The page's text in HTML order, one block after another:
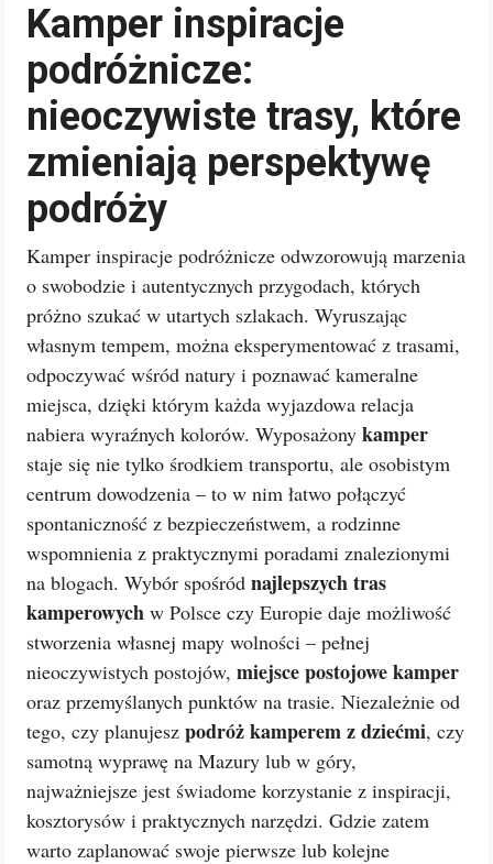
Kamper inspiracje
podróżnicze:
nieoczywiste trasy, które
zmieniają perspektywę
podróży
Kamper inspiracje podróżnicze odwzorowują marzenia
o swobodzie i autentycznych przygodach, których
próżno szukać w utartych szlakach. Wyruszając
własnym tempem, można eksperymentować z trasami,
odpoczywać wśród natury i poznawać kameralne
miejsca, dzięki którym każda wyjazdowa relacja
nabiera wyraźnych kolorów. Wyposażony kamper
staje się nie tylko środkiem transportu, ale osobistym
centrum dowodzenia – to w nim łatwo połączyć
spontaniczność z bezpieczeństwem, a rodzinne
wspomnienia z praktycznymi poradami znalezionymi
na blogach. Wybór spośród najlepszych tras
kamperowych w Polsce czy Europie daje możliwość
stworzenia własnej mapy wolności – pełnej
nieoczywistych postojów, miejsce postojowe kamper
oraz przemyślanych punktów na trasie. Niezależnie od
tego, czy planujesz podróż kamperem z dziećmi, czy
samotną wyprawę na Mazury lub w góry,
najważniejsze jest świadome korzystanie z inspiracji,
kosztorysów i praktycznych narzędzi. Gdzie zatem
warto zaplanować swoje pierwsze lub kolejne